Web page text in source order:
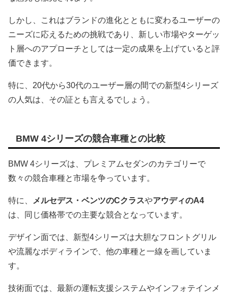
しかし、これはブランドの進化とともに変わるユーザーの
ニーズに応えるための挑戦であり、新しい市場やターゲッ
ト層へのアプローチとしては一定の成果を上げていると評
価できます。
特に、20代から30代のユーザー層の間での新型4シリーズ
の人気は、その証とも言えるでしょう。
BMW 4シリーズの競合車種との比較
BMW 4シリーズは、プレミアムセダンのカテゴリーで
数々の競合車種と市場を争っています。
特に、 メルセデス・ベンツのCクラスやアウディのA4
は、同じ価格帯での主要な競合となっています。
デザイン面では、新型4シリーズは大胆なフロントグリル
や流麗なボディラインで、他の車種と一線を画していま
す。
技術面では、最新の運転支援システムやインフォテインメ